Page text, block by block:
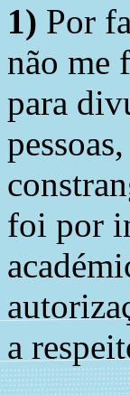
1) Por
não me
para
foi por
a